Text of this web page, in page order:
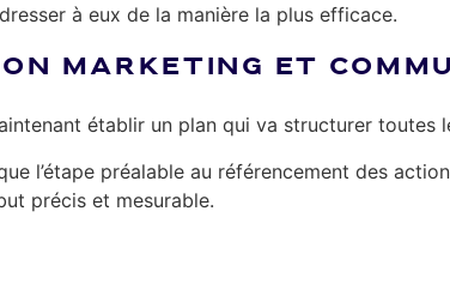
à eux de la manière la plus efficace.
MARKETING ET
établir un plan qui va structurer toutes
l’étape préalable au référencement des
précis et mesurable.